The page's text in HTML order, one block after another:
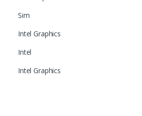
Sim
Intel Graphics
Intel
Intel Graphics